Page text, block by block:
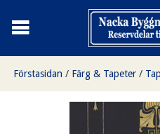
Förstasidan / Färg & Tapeter /
Slottsviken svart/guld